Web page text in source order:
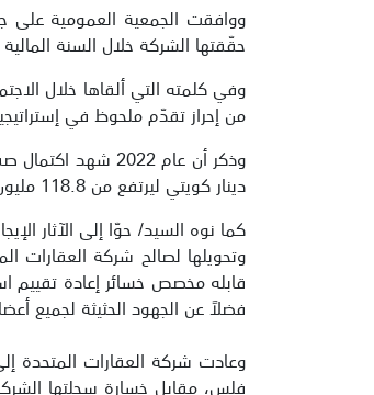
ووافقت الجمعية العمومية على
حقّقتها الشركة خلال السنة المالية المنتهية
من إحراز تقدّم ملحوظ في
دينار كويتي ليرتفع من 118.8 مليون دينار كويتي إلى 143.1 مليون دينار كويتي تقريباً.
كما نوه السيد/ حوّا إلى الآثار
وتحويلها لصالح شركة العقارات
قابله مخصص خسائر إعادة تقييم
فضلاً عن الجهود الحثيثة لجميع